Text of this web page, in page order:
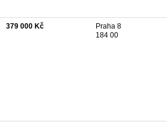
379 000 Kč
Praha 8
184 00